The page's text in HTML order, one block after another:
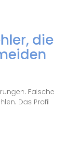
die
Falsche
Das Profil